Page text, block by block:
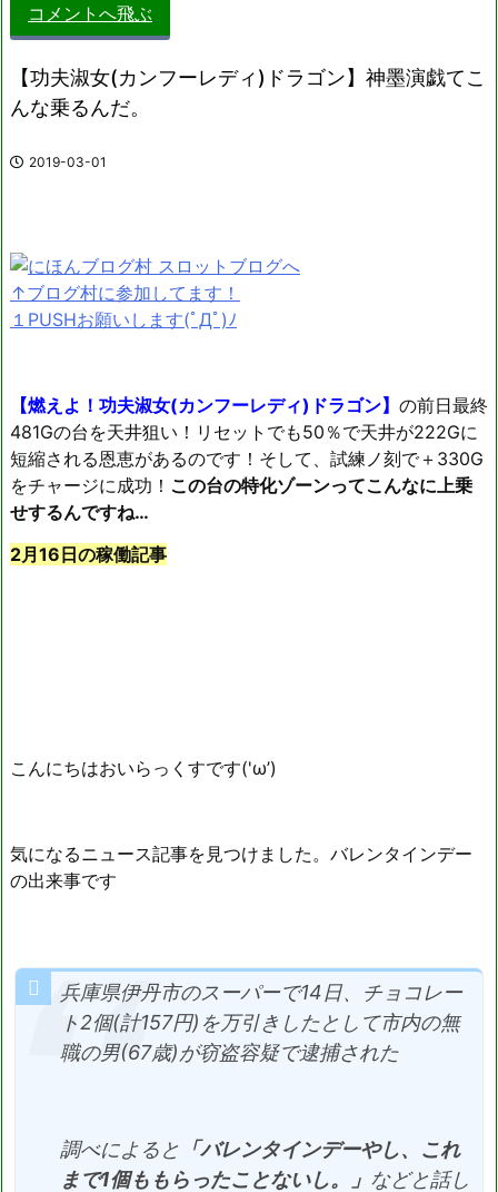
コメントへ飛ぶ
【功夫淑女(カンフーレディ)ドラゴン】神墨演戯てこ
んな乗るんだ。
2019-03-01
↑ブログ村に参加してます！
１PUSHお願いします(ﾟДﾟ)ﾉ
【燃えよ！功夫淑女(カンフーレディ)ドラゴン】 の前日最終
481Gの台を天井狙い！リセットでも50％で天井が222Gに
短縮される恩恵があるのです！そして、試練ノ刻で＋330G
をチャージに成功！ この台の特化ゾーンってこんなに上乗
せするんですね…
2月16日の稼働記事
こんにちはおいらっくすです('ω’)
気になるニュース記事を見つけました。バレンタインデー
の出来事です
兵庫県伊丹市のスーパーで14日、チョコレー
ト2個(計157円)を万引きしたとして市内の無
職の男(67歳)が窃盗容疑で逮捕された
調べによると 「バレンタインデーやし、これ
まで1個ももらったことないし。」 などと話し